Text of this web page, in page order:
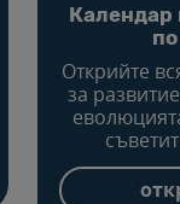
Календар
Открийте
за
щастлива